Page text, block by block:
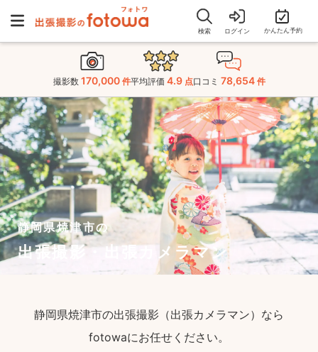
検索 ログイン かんたん予約
撮影数 170,000 件平均評価 4.9 点口コミ 78,654 件
静岡県焼津市の
出張撮影・出張カメラマン
静岡県焼津市の出張撮影（出張カメラマン）なら
fotowaにお任せください。